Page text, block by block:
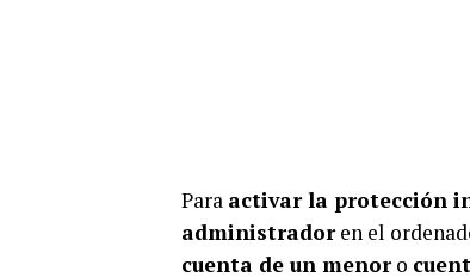
Para activar la protección
administradoren el
cuenta de un menoro